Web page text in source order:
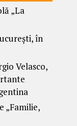
„La
în
Velasco,
„Familie,